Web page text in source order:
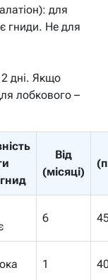
для
гниди. Не для
2 дні. Якщо
лобкового –
Від
(місяці)
6
1